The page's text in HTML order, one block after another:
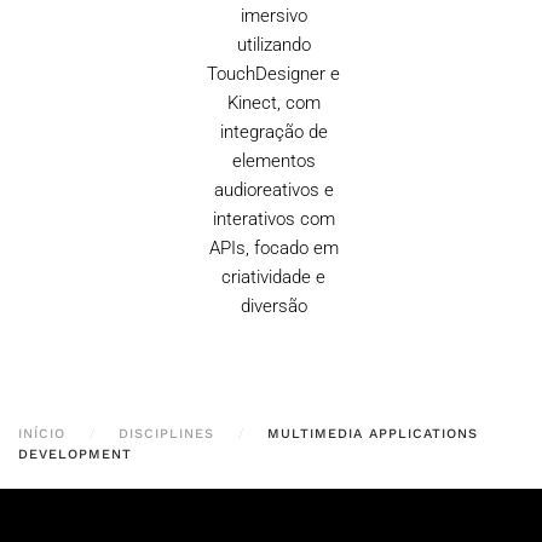
imersivo
utilizando
TouchDesigner e
Kinect, com
integração de
elementos
audioreativos e
interativos com
APIs, focado em
criatividade e
diversão
INÍCIO DISCIPLINES
MULTIMEDIA APPLICATIONS
DEVELOPMENT